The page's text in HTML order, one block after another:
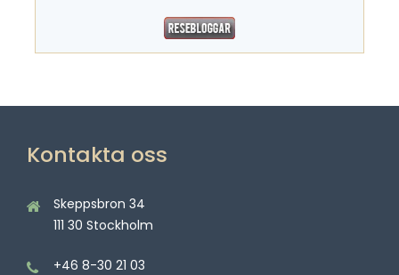
Kontakta oss
Skeppsbron 34
111 30 Stockholm
+46 8-30 21 03